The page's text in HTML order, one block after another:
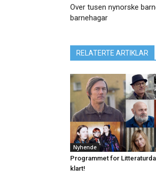
Over tusen nynorske
barnehagar
RELATERTE ARTIKLAR
Nyhende
Programmet for
klart!